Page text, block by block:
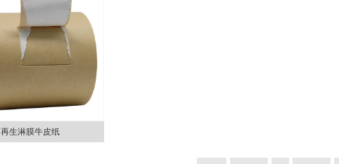
再生淋膜牛皮纸